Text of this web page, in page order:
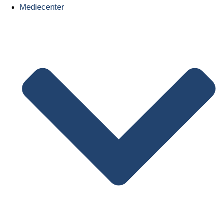
Mediecenter